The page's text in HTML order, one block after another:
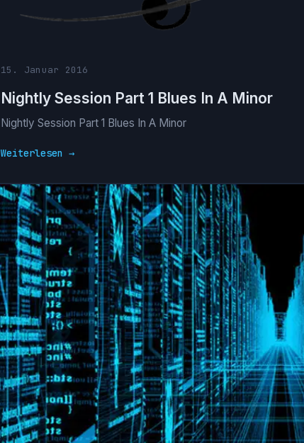
15. Januar 2016
Nightly Session Part 1 Blues In A Minor
Nightly Session Part 1 Blues In A Minor
Weiterlesen →